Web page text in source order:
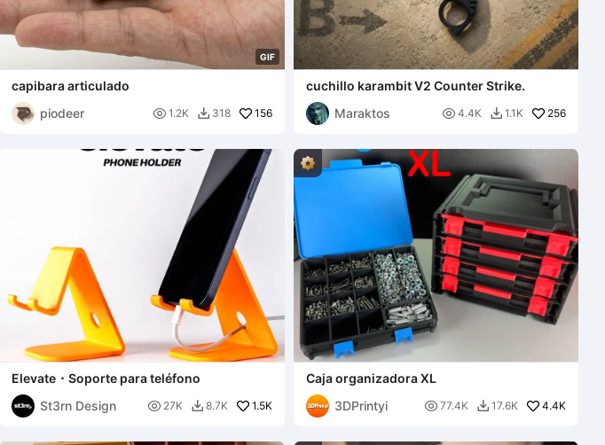
GIF
capibara articulado
piodeer
 1.2K  318 156
cuchillo karambit V2 Counter Strike.
Maraktos
 4.4K  1.1K 256
Elevate ⬝ Soporte para teléfono
St3rn Design
 27K  8.7K 1.5K
Caja organizadora XL
3DPrintyi
 77.4K  17.6K 4.4K